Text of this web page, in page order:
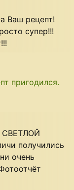
Ваш рецепт!
супер!!!
пригодился.
СВЕТЛОЙ
получились
очень